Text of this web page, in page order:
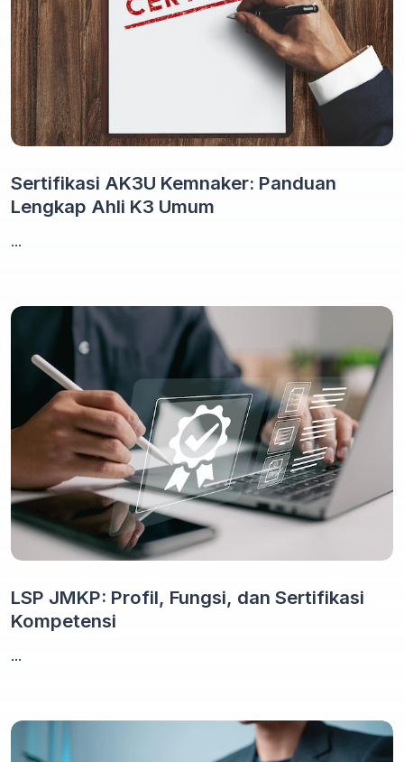
Sertifikasi AK3U Kemnaker: Panduan
Lengkap Ahli K3 Umum
...
LSP JMKP: Profil, Fungsi, dan Sertifikasi
Kompetensi
...